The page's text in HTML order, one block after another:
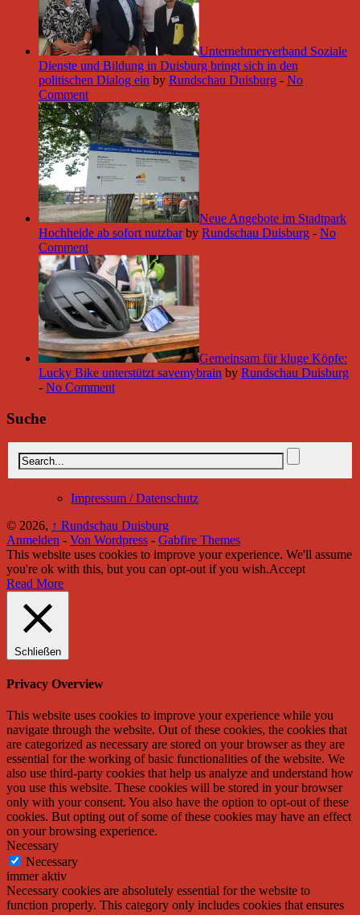
Unternehmerverband Soziale
Dienste und Bildung in Duisburg bringt sich in den
politischen Dialog ein by Rundschau Duisburg - No
Comment
Neue Angebote im Stadtpark
Hochheide ab sofort nutzbar by Rundschau Duisburg - No
Comment
Gemeinsam für kluge Köpfe:
Lucky Bike unterstützt savemybrain by Rundschau Duisburg
- No Comment
Suche
Impressum / Datenschutz
© 2026, ↑ Rundschau Duisburg
Anmelden - Von Wordpress - Gabfire Themes
This website uses cookies to improve your experience. We'll assume
you're ok with this, but you can opt-out if you wish.Accept
Read More
Schließen
Privacy Overview
This website uses cookies to improve your experience while you
navigate through the website. Out of these cookies, the cookies that
are categorized as necessary are stored on your browser as they are
essential for the working of basic functionalities of the website. We
also use third-party cookies that help us analyze and understand how
you use this website. These cookies will be stored in your browser
only with your consent. You also have the option to opt-out of these
cookies. But opting out of some of these cookies may have an effect
on your browsing experience.
Necessary
Necessary
immer aktiv
Necessary cookies are absolutely essential for the website to
function properly. This category only includes cookies that ensures